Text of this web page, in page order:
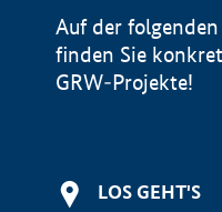
Auf der
finden Sie
GRW-Projekte!
LOS GEHT'S